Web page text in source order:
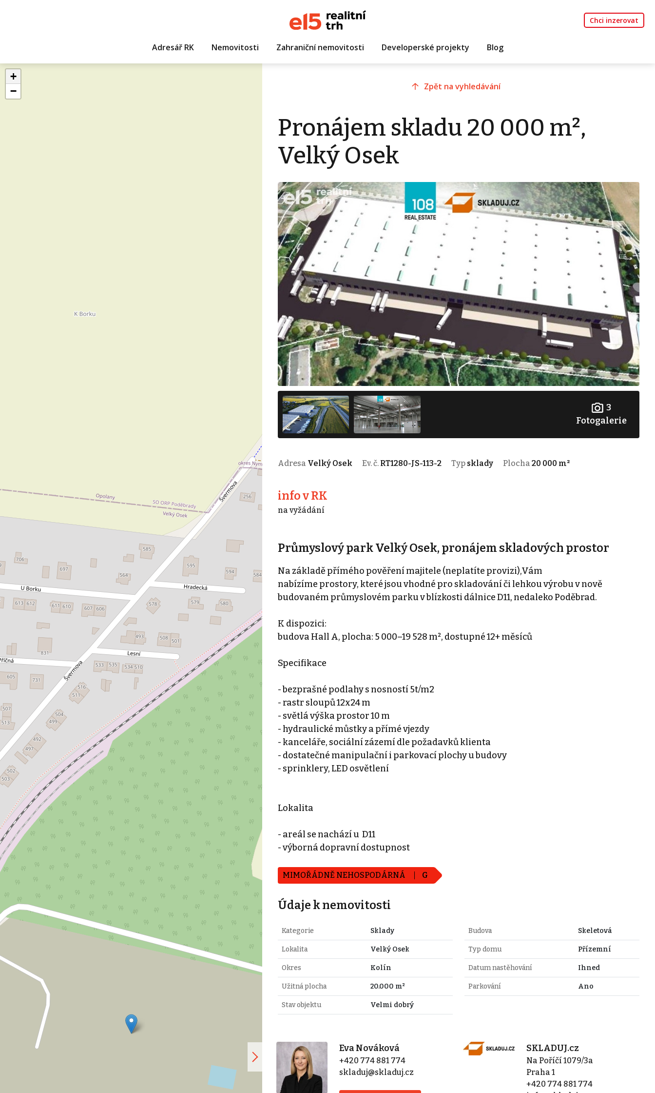
Chci inzerovat
Adresář RK Nemovitosti Zahraniční nemovitosti Developerské projekty Blog
+
−
Zpět na vyhledávání
Pronájem skladu 20 000 m²,
Velký Osek
3
Fotogalerie
Adresa Velký Osek Ev. č. RT1280-JS-113-2 Typ sklady Plocha 20 000 m²
info v RK
na vyžádání
Průmyslový park Velký Osek, pronájem skladových prostor
Na základě přímého pověření majitele (neplatíte provizi),Vám
nabízíme prostory, které jsou vhodné pro skladování či lehkou výrobu v nově
budovaném průmyslovém parku v blízkosti dálnice D11, nedaleko Poděbrad.
K dispozici:
budova Hall A, plocha: 5 000–19 528 m², dostupné 12+ měsíců
Specifikace
- bezprašné podlahy s nosností 5t/m2
- rastr sloupů 12x24 m
- světlá výška prostor 10 m
- hydraulické můstky a přímé vjezdy
- kanceláře, sociální zázemí dle požadavků klienta
- dostatečné manipulační i parkovací plochy u budovy
- sprinklery, LED osvětlení
Lokalita
- areál se nachází u D11
- výborná dopravní dostupnost
MIMOŘÁDNĚ NEHOSPODÁRNÁ G
Údaje k nemovitosti
Kategorie Sklady
Lokalita Velký Osek
Okres Kolín
Užitná plocha 20.000 m²
Stav objektu Velmi dobrý
Budova Skeletová
Typ domu Přízemní
Datum nastěhování Ihned
Parkování Ano
Eva Nováková
+420 774 881 774
skladuj@skladuj.cz
SKLADUJ.cz
Na Poříčí 1079/3a
Praha 1
+420 774 881 774